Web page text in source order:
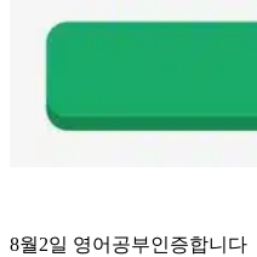
8월2일 영어공부인증합니다